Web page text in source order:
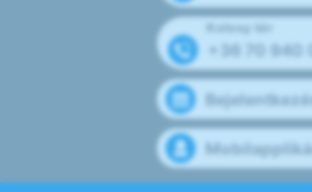
Kolosy tér
+36 70 940